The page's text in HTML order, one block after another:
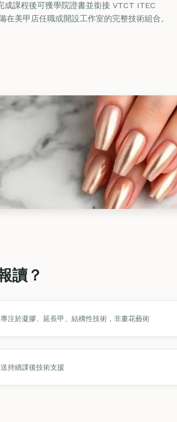
課程後可獲學院證書並銜接 VTCT ITEC
美甲店任職或開設工作室的完整技術組合。
讀？
專注於凝膠、延長甲、結構性技術，非畫花藝術
送持續課後技術支援